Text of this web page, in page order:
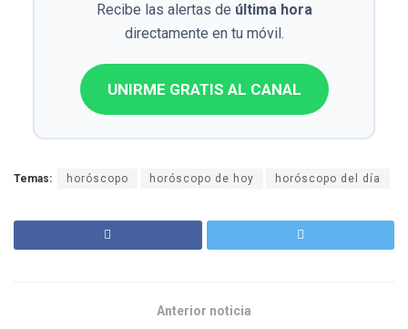
Recibe las alertas de última hora
directamente en tu móvil.
UNIRME GRATIS AL CANAL
Temas: horóscopo horóscopo de hoy horóscopo del día
Anterior noticia